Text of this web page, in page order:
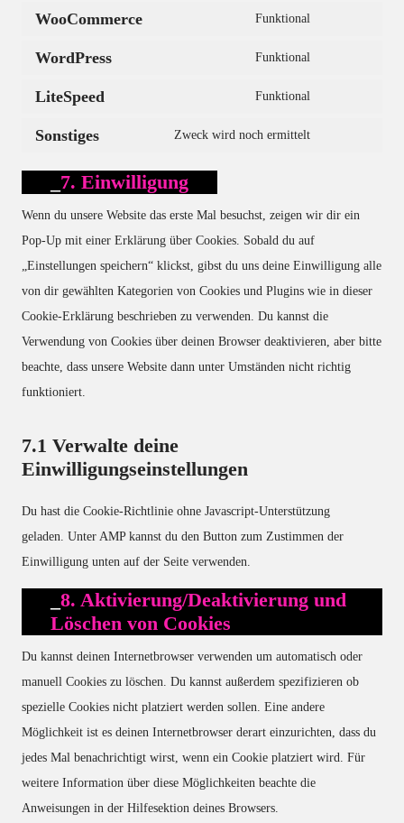
WooCommerce
Funktional
WordPress
Funktional
LiteSpeed
Funktional
Sonstiges
Zweck wird noch ermittelt
sonstiges
7. Einwilligung
Wenn du unsere Website das erste Mal besuchst, zeigen wir dir ein
Pop-Up mit einer Erklärung über Cookies. Sobald du auf
„Einstellungen speichern“ klickst, gibst du uns deine Einwilligung alle
von dir gewählten Kategorien von Cookies und Plugins wie in dieser
Cookie-Erklärung beschrieben zu verwenden. Du kannst die
Verwendung von Cookies über deinen Browser deaktivieren, aber bitte
beachte, dass unsere Website dann unter Umständen nicht richtig
funktioniert.
7.1 Verwalte deine
Einwilligungseinstellungen
Du hast die Cookie-Richtlinie ohne Javascript-Unterstützung
geladen. Unter AMP kannst du den Button zum Zustimmen der
Einwilligung unten auf der Seite verwenden.
8. Aktivierung/Deaktivierung und
Löschen von Cookies
Du kannst deinen Internetbrowser verwenden um automatisch oder
manuell Cookies zu löschen. Du kannst außerdem spezifizieren ob
spezielle Cookies nicht platziert werden sollen. Eine andere
Möglichkeit ist es deinen Internetbrowser derart einzurichten, dass du
jedes Mal benachrichtigt wirst, wenn ein Cookie platziert wird. Für
weitere Information über diese Möglichkeiten beachte die
Anweisungen in der Hilfesektion deines Browsers.